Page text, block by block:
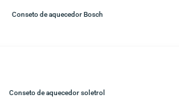
Conseto de aquecedor Bosch
Conseto de aquecedor soletrol